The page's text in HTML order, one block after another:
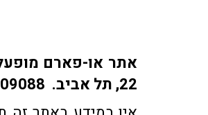
22, תל אביב. 03-5609088, שעות פעילות: ימים א-ה: 9:30-18:30 | ימי ו' 9:30-15:30 | שבת: סגור